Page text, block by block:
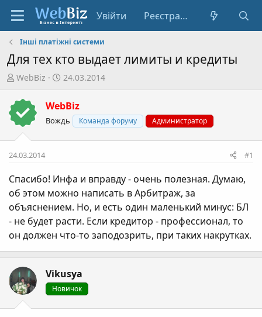
Увійти Реєстрація
Інші платіжні системи
Для тех кто выдает лимиты и кредиты
А
т
о
р
т
е
и
WebBiz
Д
т
с
т
р
н
н
я
24.03.2014
WebBiz
Вождь Команда форуму Администратор
24.03.2014 #1
Спасибо! Инфа и вправду - очень полезная. Думаю,
об этом можно написать в Арбитраж, за
объяснением. Но, и есть один маленький минус: БЛ
- не будет расти. Если кредитор - профессионал, то
он должен что-то заподозрить, при таких накрутках.
Vikusya
Новичок